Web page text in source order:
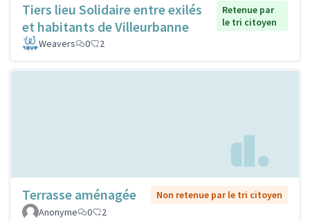
Tiers lieu Solidaire entre exilés
et habitants de Villeurbanne
Retenue par
le tri citoyen
Weavers
0 2
Terrasse aménagée
Non retenue par le tri citoyen
Anonyme
0 2